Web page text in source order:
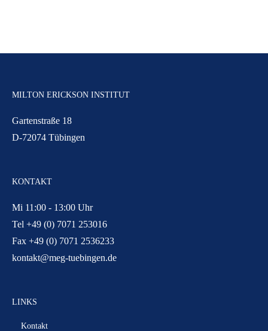
MILTON ERICKSON INSTITUT
Gartenstraße 18
D-72074 Tübingen
KONTAKT
Mi 11:00 - 13:00 Uhr
Tel +49 (0) 7071 253016
Fax +49 (0) 7071 2536233
kontakt@meg-tuebingen.de
LINKS
Kontakt